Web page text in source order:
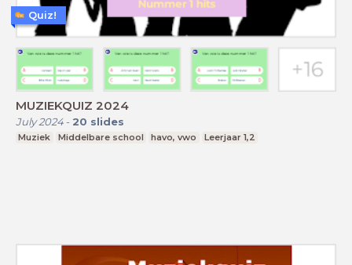
MUZIEKQUIZ 2024
July 2024- 20 slides
Muziek Middelbare school havo, vwo Leerjaar 1,2
Quiz!